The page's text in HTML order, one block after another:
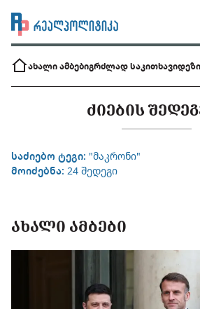
ახალი ამბებიგრძლად საკითხავი
ᲫᲘᲔᲑᲘᲡ
საძიებო ტეგი: "მაკრონი"
მოიძებნა: 24 შედეგი
ᲐᲮᲐᲚᲘ ᲐᲛᲑᲔᲑᲘ